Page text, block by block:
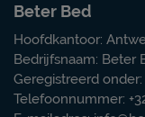
Beter Bed
Hoofdkantoor:
Bedrijfsnaam: Beter
Geregistreerd
Telefoonnummer: